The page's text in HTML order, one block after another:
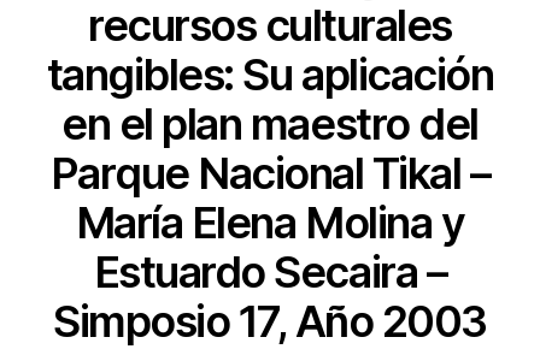
recursos culturales
tangibles: Su aplicación
en el plan maestro del
Parque Nacional Tikal –
María Elena Molina y
Estuardo Secaira –
Simposio 17, Año 2003